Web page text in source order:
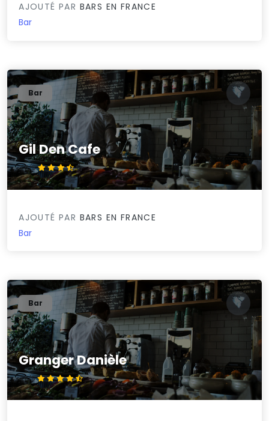
AJOUTÉ PAR BARS EN FRANCE
Bar
Gil Den Cafe
3.8/5
Bar
AJOUTÉ PAR BARS EN FRANCE
Bar
Granger Danièle
4.5/5
Bar